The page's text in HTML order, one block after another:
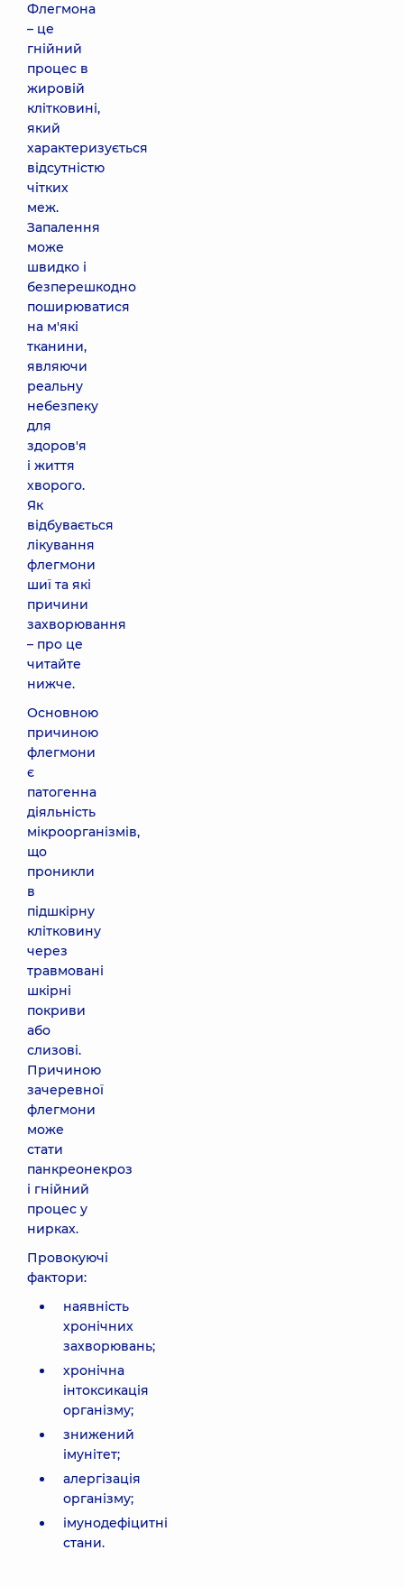
Флегмона
– це
гнійний
процес в
жировій
клітковині,
який
характеризується
відсутністю
чітких
меж.
Запалення
може
швидко і
безперешкодно
поширюватися
на м'які
тканини,
являючи
реальну
небезпеку
для
здоров'я
і життя
хворого.
Як
відбувається
лікування
флегмони
шиї та які
причини
захворювання
– про це
читайте
нижче.
Основною
причиною
флегмони
є
патогенна
діяльність
мікроорганізмів,
що
проникли
в
підшкірну
клітковину
через
травмовані
шкірні
покриви
або
слизові.
Причиною
зачеревної
флегмони
може
стати
панкреонекроз
і гнійний
процес у
нирках.
Провокуючі
фактори:
наявність
хронічних
захворювань;
хронічна
інтоксикація
організму;
знижений
імунітет;
алергізація
організму;
імунодефіцитні
стани.